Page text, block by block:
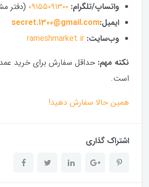
واتساپ/تلگرام: ۰۹۱۵۵۰۹۱۳۰۰ (دفتر
ایمیل:secret.1300@gmail.com
وب‌سایت: rameshmarket.ir
نکته مهم:
است.
همین حالا سفارش دهید!
اشتراک گذاری